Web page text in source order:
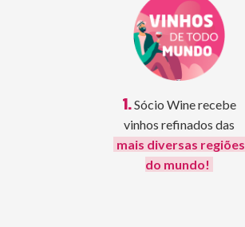
1.Sócio Wine recebe
vinhos refinados das
mais diversas regiões
do mundo!